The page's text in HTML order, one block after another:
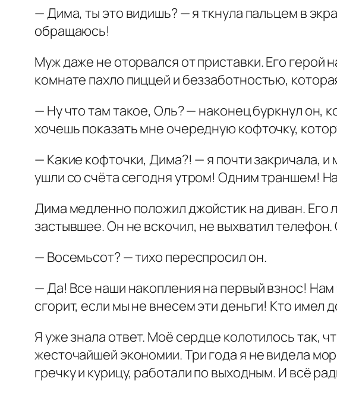
— Дима, ты это видишь? — я ткнула пальцем в
обращаюсь!
Муж даже не оторвался от приставки. Его
комнате пахло пиццей и беззаботностью,
— Ну что там такое, Оль? — наконец буркнул он,
хочешь показать мне очередную кофточку,
— Какие кофточки, Дима?! — я почти закричала,
ушли со счёта сегодня утром! Одним траншем!
Дима медленно положил джойстик на диван. Его
застывшее. Он не вскочил, не выхватил
— Восемьсот? — тихо переспросил он.
— Да! Все наши накопления на первый взнос!
сгорит, если мы не внесем эти деньги! Кто имел
Я уже знала ответ. Моё сердце колотилось так,
жесточайшей экономии. Три года я не видела
гречку и курицу, работали по выходным. И всё